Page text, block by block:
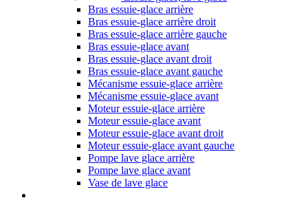
Bras essuie-glace arrière
Bras essuie-glace arrière droit
Bras essuie-glace arrière gauche
Bras essuie-glace avant
Bras essuie-glace avant droit
Bras essuie-glace avant gauche
Mécanisme essuie-glace arrière
Mécanisme essuie-glace avant
Moteur essuie-glace arrière
Moteur essuie-glace avant
Moteur essuie-glace avant droit
Moteur essuie-glace avant gauche
Pompe lave glace arrière
Pompe lave glace avant
Vase de lave glace